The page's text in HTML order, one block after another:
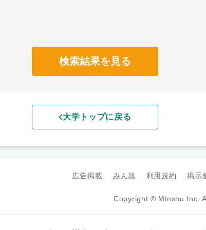
検索結果を見る
大学トップに戻る
広告掲載 みん就 利用規約 掲示
Copyright © Minshu Inc.